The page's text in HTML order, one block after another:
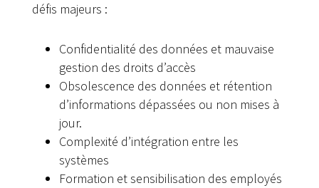
défis majeurs :
Confidentialité des données et mauvaise
gestion des droits d’accès
Obsolescence des données et rétention
d’informations dépassées ou non mises à
jour.
Complexité d’intégration entre les
systèmes
Formation et sensibilisation des employés